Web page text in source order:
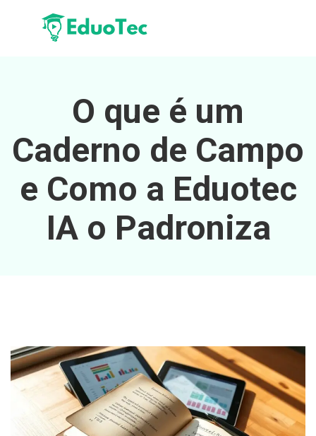
O que é um
Caderno de Campo
e Como a Eduotec
IA o Padroniza